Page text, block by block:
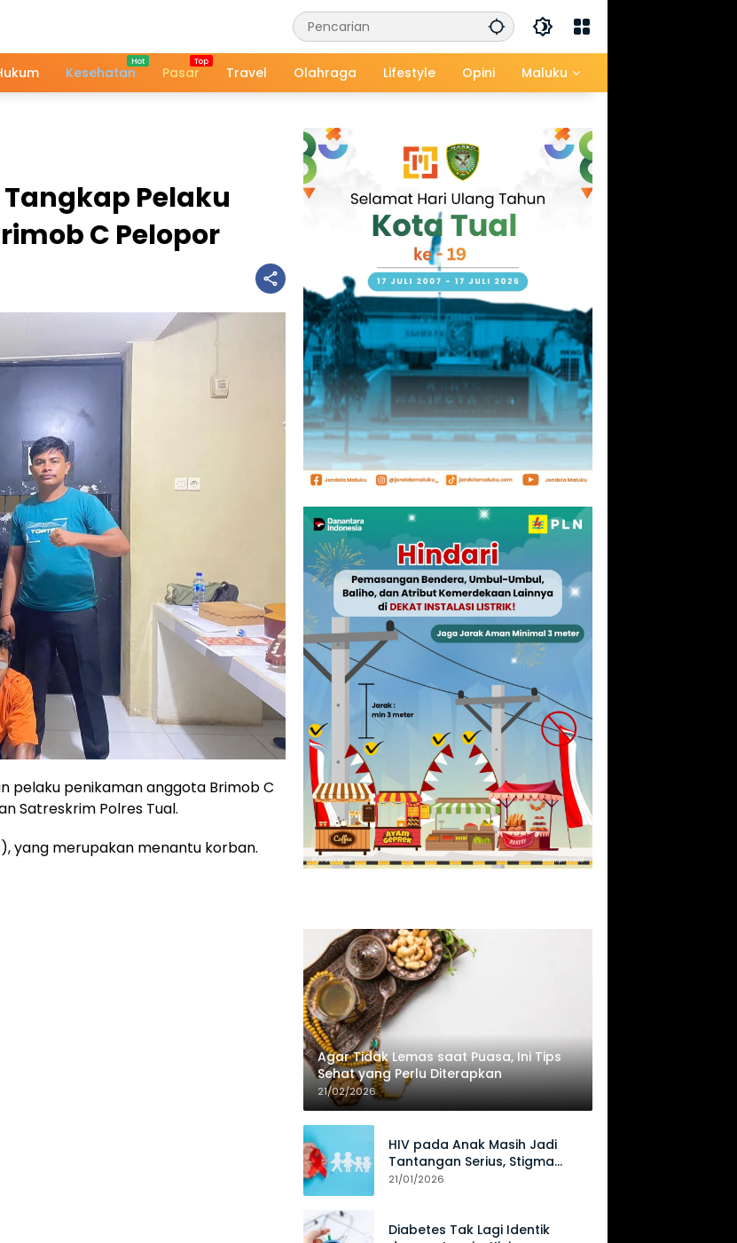
Kesehatan Pasar Travel Olahraga Lifestyle Opini Maluku
Pelaku
C Pelopor
pelaku penikaman anggota Brimob C
Satreskrim Polres Tual.
yang merupakan menantu korban.
Agar Tidak Lemas saat Puasa, Ini Tips
Sehat yang Perlu Diterapkan
21/02/2026
HIV pada Anak Masih Jadi
Tantangan Serius, Stigma
Hambat Akses Perawatan
21/01/2026
Diabetes Tak Lagi Identik